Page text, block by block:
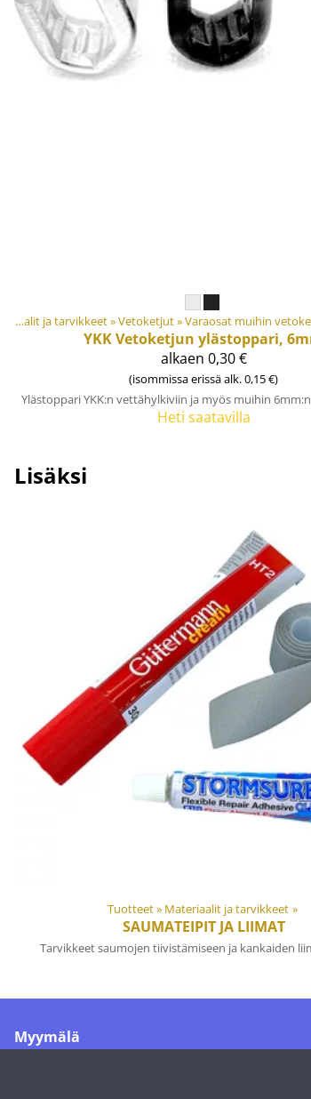
Materiaalit ja tarvikkeet‪»Vetoketjut‪»Varaosat muihin
YKKVetoketjun ylästoppari,
alkaen 0,30 €
(isommissa erissä alk. 0,15 €)
Ylästoppari YKK:n vettähylkiviin ja myös muihin
Heti saatavilla
Lisäksi
Tuotteet‪» Materiaalit ja tarvikkeet ‪»
SAUMATEIPIT JA LIIMAT
Tarvikkeet saumojen tiivistämiseen ja kankaiden
Myymälä